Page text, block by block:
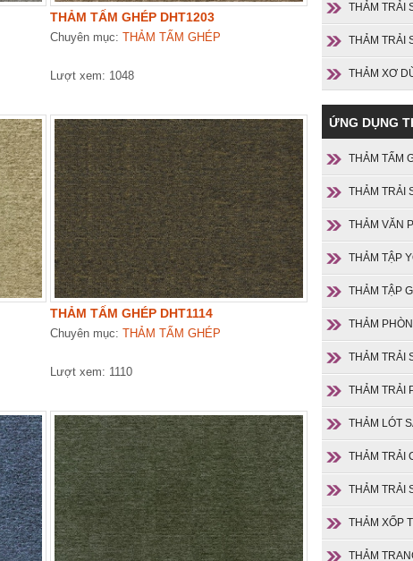
THẢM TẤM GHÉP DHT1203
Chuyên mục: THẢM TẤM GHÉP
Lượt xem: 1048
THẢM TẤM GHÉP DHT1114
Chuyên mục: THẢM TẤM GHÉP
Lượt xem: 1110
THẢM TRẢI
THẢM TRẢI
THẢM XƠ
ỨNG DỤNG
THẢM TẤM
THẢM TRẢI
THẢM VĂN
THẢM TẬP
THẢM TẬP
THẢM
THẢM TRẢI
THẢM TRẢI
THẢM LÓT
THẢM TRẢI
THẢM TRẢI
THẢM XỐP
THẢM